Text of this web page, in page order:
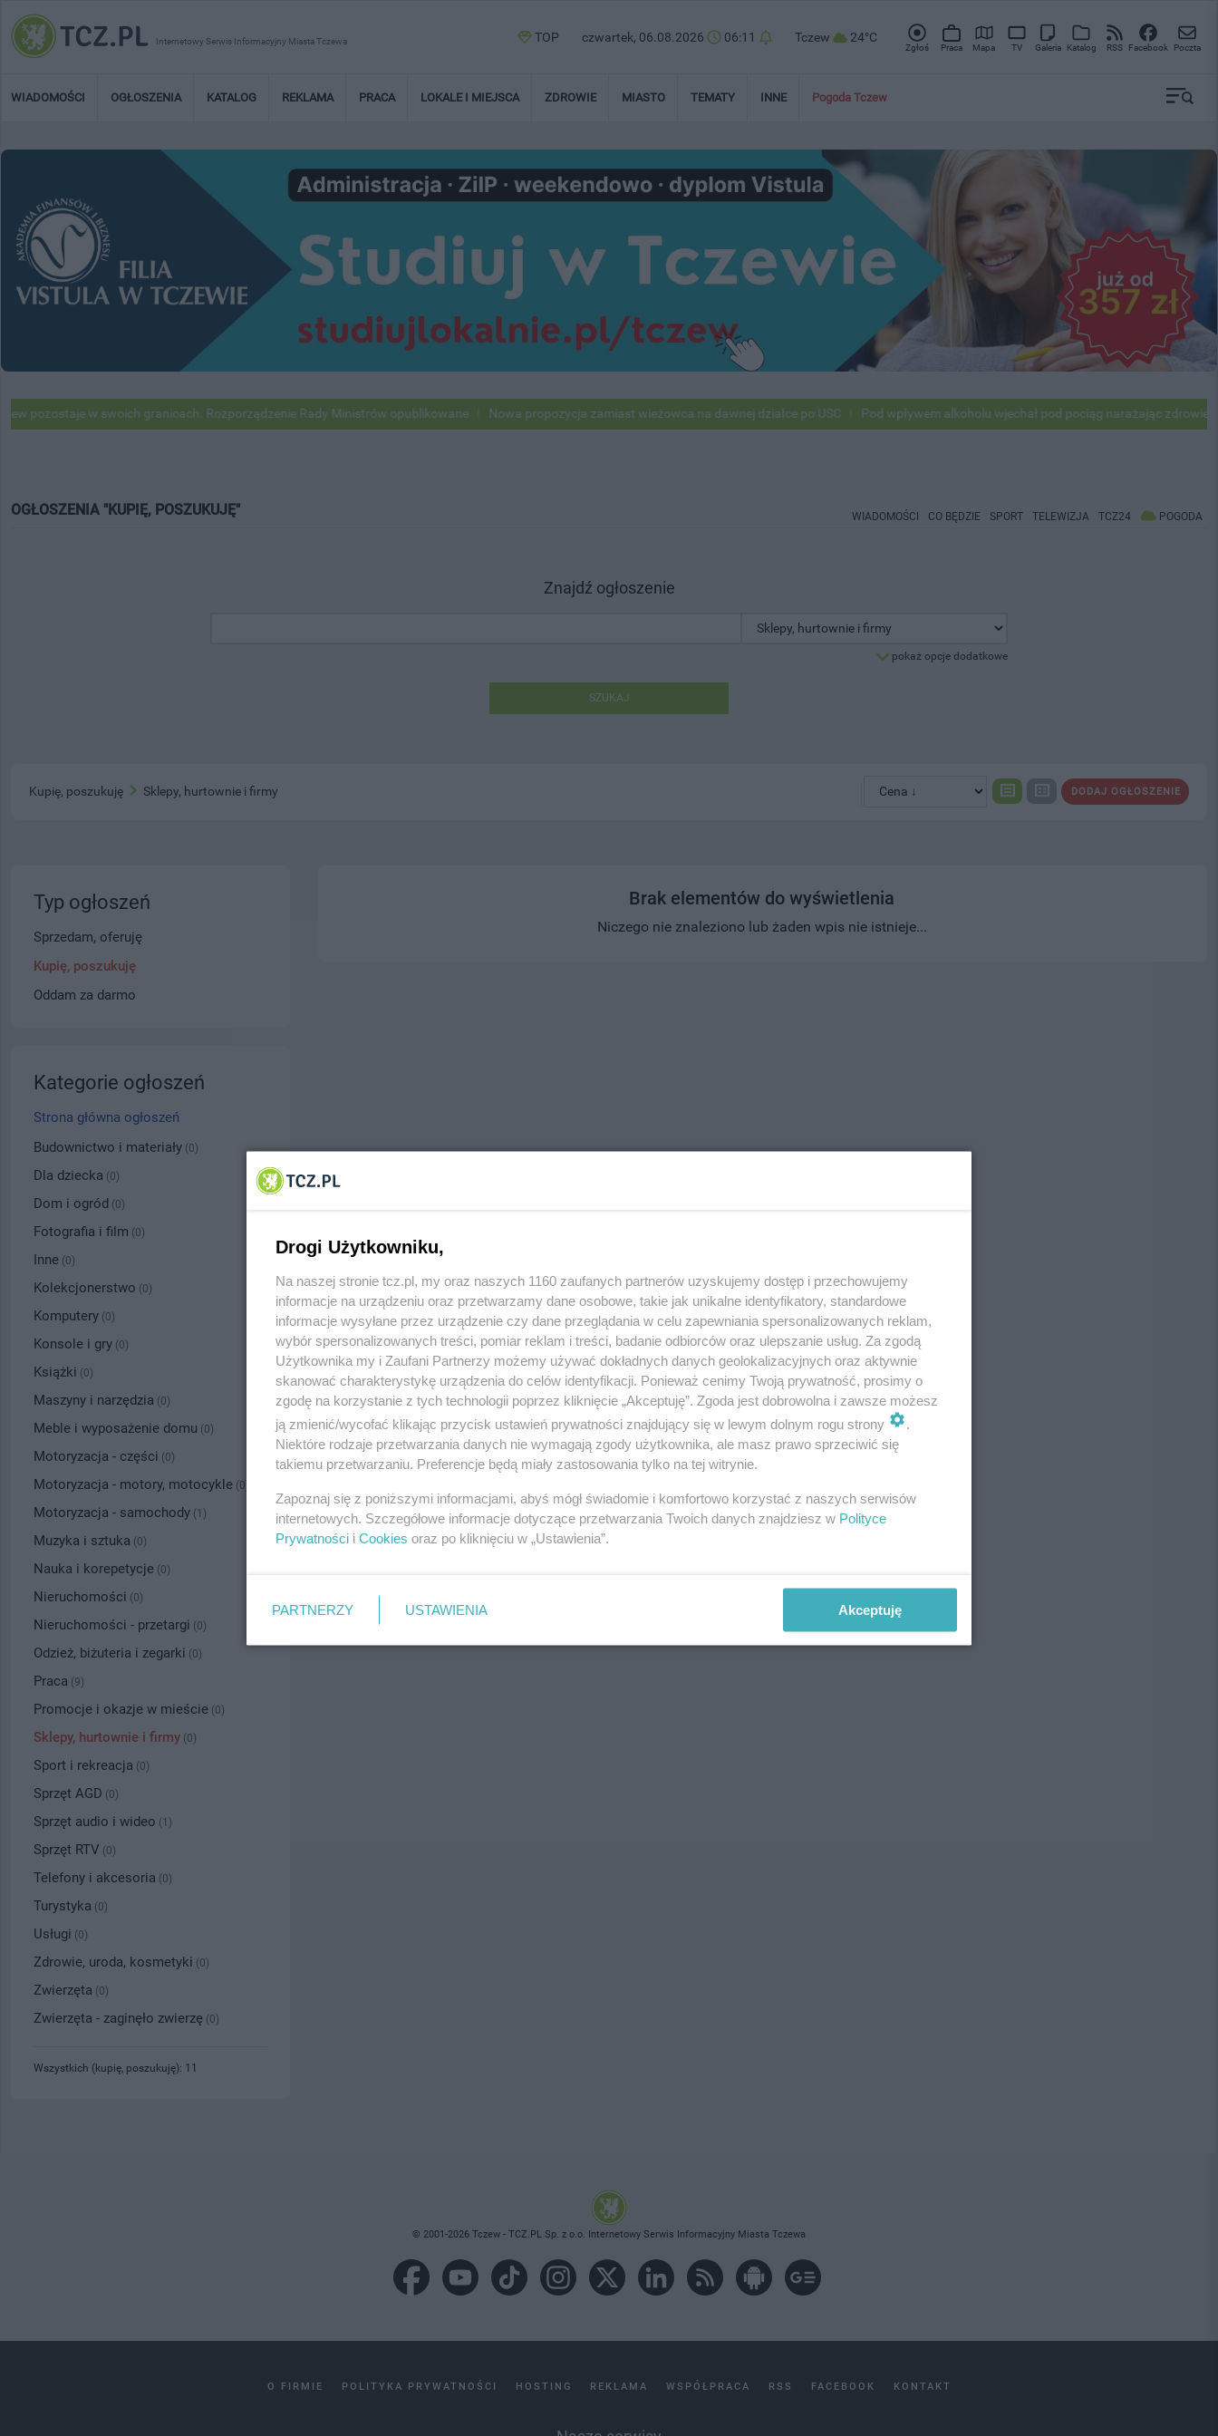
Internetowy Serwis Informacyjny Miasta Tczewa TOP czwartek, 06.08.2026 06:11 Tczew 24°C
Zgłoś Praca Mapa TV Galeria Katalog RSS Facebook Poczta
WIADOMOŚCI OGŁOSZENIA KATALOG REKLAMA PRACA LOKALE I MIEJSCA ZDROWIE MIASTO TEMATY INNE Pogoda Tczew
w swoich granicach. Rozporządzenie Rady Ministrów opublikowane Nowa propozycja zamiast wieżowca na dawnej działce po USC Pod wpływem alkoholu wjechał pod pociąg narażając zdrowie i
OGŁOSZENIA "KUPIĘ, POSZUKUJĘ" WIADOMOŚCI CO BĘDZIE SPORT TELEWIZJA TCZ24 POGODA
Znajdź ogłoszenie
pokaż opcje dodatkowe
SZUKAJ
DODAJ OGŁOSZENIE
Kupię, poszukuję Sklepy, hurtownie i firmy
Brak elementów do wyświetlenia
Niczego nie znaleziono lub żaden wpis nie istnieje...
Typ ogłoszeń
Sprzedam, oferuję
Kupię, poszukuję
Oddam za darmo
Kategorie ogłoszeń
Strona główna ogłoszeń
Budownictwo i materiały (0)
Dla dziecka (0)
Dom i ogród (0)
Fotografia i film (0)
Inne (0)
Kolekcjonerstwo (0)
Komputery (0)
Konsole i gry (0)
Książki (0)
Maszyny i narzędzia (0)
Meble i wyposażenie domu (0)
Motoryzacja - części (0)
Motoryzacja - motory, motocykle (0)
Motoryzacja - samochody (1)
Muzyka i sztuka (0)
Nauka i korepetycje (0)
Nieruchomości (0)
Nieruchomości - przetargi (0)
Odzież, biżuteria i zegarki (0)
Praca (9)
Promocje i okazje w mieście (0)
Sklepy, hurtownie i firmy (0)
Sport i rekreacja (0)
Sprzęt AGD (0)
Sprzęt audio i wideo (1)
Sprzęt RTV (0)
Telefony i akcesoria (0)
Turystyka (0)
Usługi (0)
Zdrowie, uroda, kosmetyki (0)
Zwierzęta (0)
Zwierzęta - zaginęło zwierzę (0)
Wszystkich (kupię, poszukuję): 11
© 2001-2026 Tczew - TCZ.PL Sp. z o.o. Internetowy Serwis Informacyjny Miasta Tczewa
O FIRMIE POLITYKA PRYWATNOŚCI HOSTING REKLAMA WSPÓŁPRACA RSS FACEBOOK KONTAKT
Drogi Użytkowniku,
Na naszej stronie tcz.pl, my oraz naszych 1160 zaufanych partnerów uzyskujemy dostęp i przechowujemy
informacje na urządzeniu oraz przetwarzamy dane osobowe, takie jak unikalne identyfikatory, standardowe
informacje wysyłane przez urządzenie czy dane przeglądania w celu zapewniania spersonalizowanych reklam,
wybór spersonalizowanych treści, pomiar reklam i treści, badanie odbiorców oraz ulepszanie usług. Za zgodą
Użytkownika my i Zaufani Partnerzy możemy używać dokładnych danych geolokalizacyjnych oraz aktywnie
skanować charakterystykę urządzenia do celów identyfikacji. Ponieważ cenimy Twoją prywatność, prosimy o
zgodę na korzystanie z tych technologii poprzez kliknięcie „Akceptuję”. Zgoda jest dobrowolna i zawsze możesz
ją zmienić/wycofać klikając przycisk ustawień prywatności znajdujący się w lewym dolnym rogu strony
Niektóre rodzaje przetwarzania danych nie wymagają zgody użytkownika, ale masz prawo sprzeciwić się
takiemu przetwarzaniu. Preferencje będą miały zastosowania tylko na tej witrynie.
Zapoznaj się z poniższymi informacjami, abyś mógł świadomie i komfortowo korzystać z naszych serwisów
internetowych. Szczegółowe informacje dotyczące przetwarzania Twoich danych znajdziesz w Polityce
Prywatności i Cookies oraz po kliknięciu w „Ustawienia”.
PARTNERZY USTAWIENIA Akceptuję